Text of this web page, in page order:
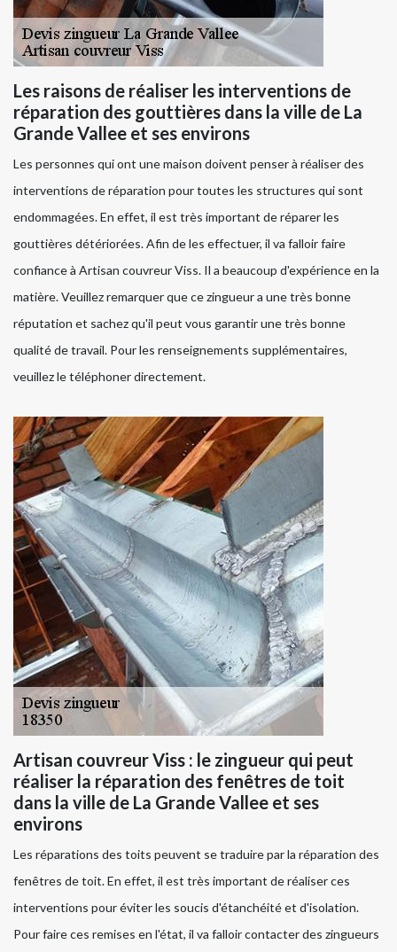
Les raisons de réaliser les interventions de
réparation des gouttières dans la ville de La
Grande Vallee et ses environs
Les personnes qui ont une maison doivent penser à réaliser des
interventions de réparation pour toutes les structures qui sont
endommagées. En effet, il est très important de réparer les
gouttières détériorées. Afin de les effectuer, il va falloir faire
confiance à Artisan couvreur Viss. Il a beaucoup d'expérience en la
matière. Veuillez remarquer que ce zingueur a une très bonne
réputation et sachez qu'il peut vous garantir une très bonne
qualité de travail. Pour les renseignements supplémentaires,
veuillez le téléphoner directement.
Artisan couvreur Viss : le zingueur qui peut
réaliser la réparation des fenêtres de toit
dans la ville de La Grande Vallee et ses
environs
Les réparations des toits peuvent se traduire par la réparation des
fenêtres de toit. En effet, il est très important de réaliser ces
interventions pour éviter les soucis d'étanchéité et d'isolation.
Pour faire ces remises en l'état, il va falloir contacter des zingueurs